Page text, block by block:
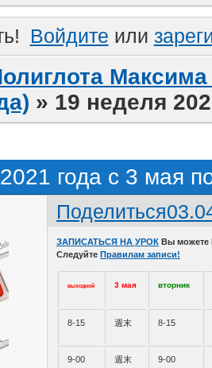
Войдите или
» 19 неделя
года с 3 мая
Поделиться
ЗАПИСАТЬСЯ НА УРОК Вы
Следуйте Правилам записи!
выходной 3 мая вторник
8-15 週末 8-15
9-00 週末 9-00